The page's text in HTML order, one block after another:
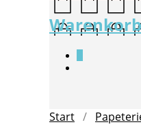
Warenkorb
Start /